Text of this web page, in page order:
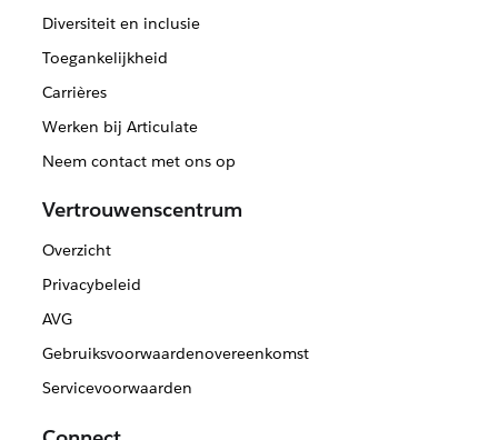
Diversiteit en inclusie
Toegankelijkheid
Carrières
Werken bij Articulate
Neem contact met ons op
Vertrouwenscentrum
Overzicht
Privacybeleid
AVG
Gebruiksvoorwaardenovereenkomst
Servicevoorwaarden